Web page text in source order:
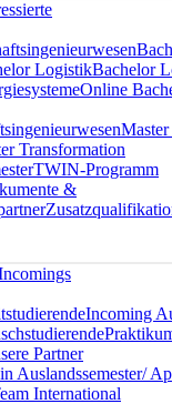
LogistikBachelor
Online
Master
Transformation
TWIN-Programm
&
Incoming
Partner
Auslandssemester/
International